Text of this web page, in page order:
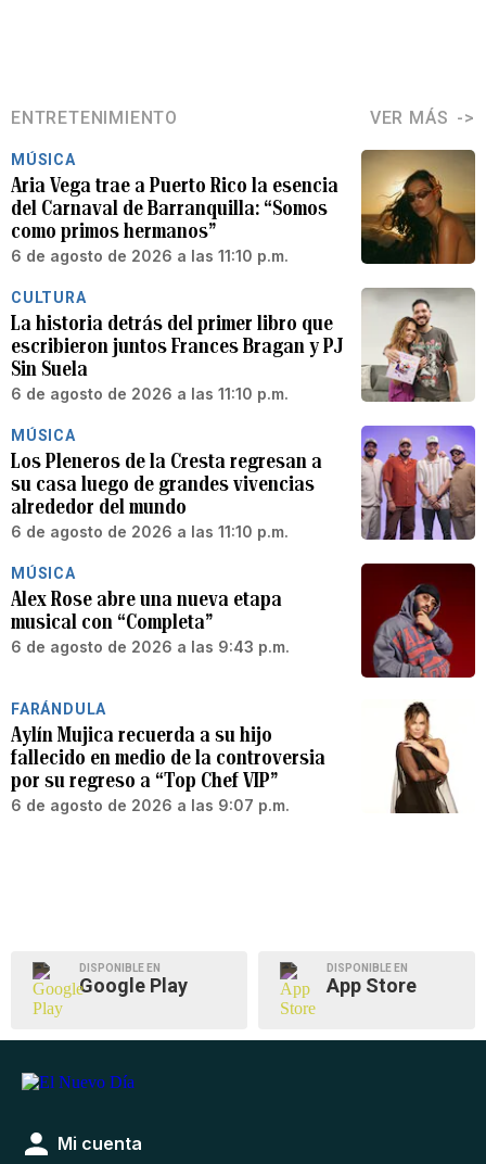
ENTRETENIMIENTO VER MÁS
MÚSICA
Aria Vega trae a Puerto Rico la esencia
del Carnaval de Barranquilla: “Somos
como primos hermanos”
6 de agosto de 2026 a las 11:10 p.m.
CULTURA
La historia detrás del primer libro que
escribieron juntos Frances Bragan y PJ
Sin Suela
6 de agosto de 2026 a las 11:10 p.m.
MÚSICA
Los Pleneros de la Cresta regresan a
su casa luego de grandes vivencias
alrededor del mundo
6 de agosto de 2026 a las 11:10 p.m.
MÚSICA
Alex Rose abre una nueva etapa
musical con “Completa”
6 de agosto de 2026 a las 9:43 p.m.
FARÁNDULA
Aylín Mujica recuerda a su hijo
fallecido en medio de la controversia
por su regreso a “Top Chef VIP”
6 de agosto de 2026 a las 9:07 p.m.
DISPONIBLE EN
Google Play
DISPONIBLE EN
App Store
Mi cuenta